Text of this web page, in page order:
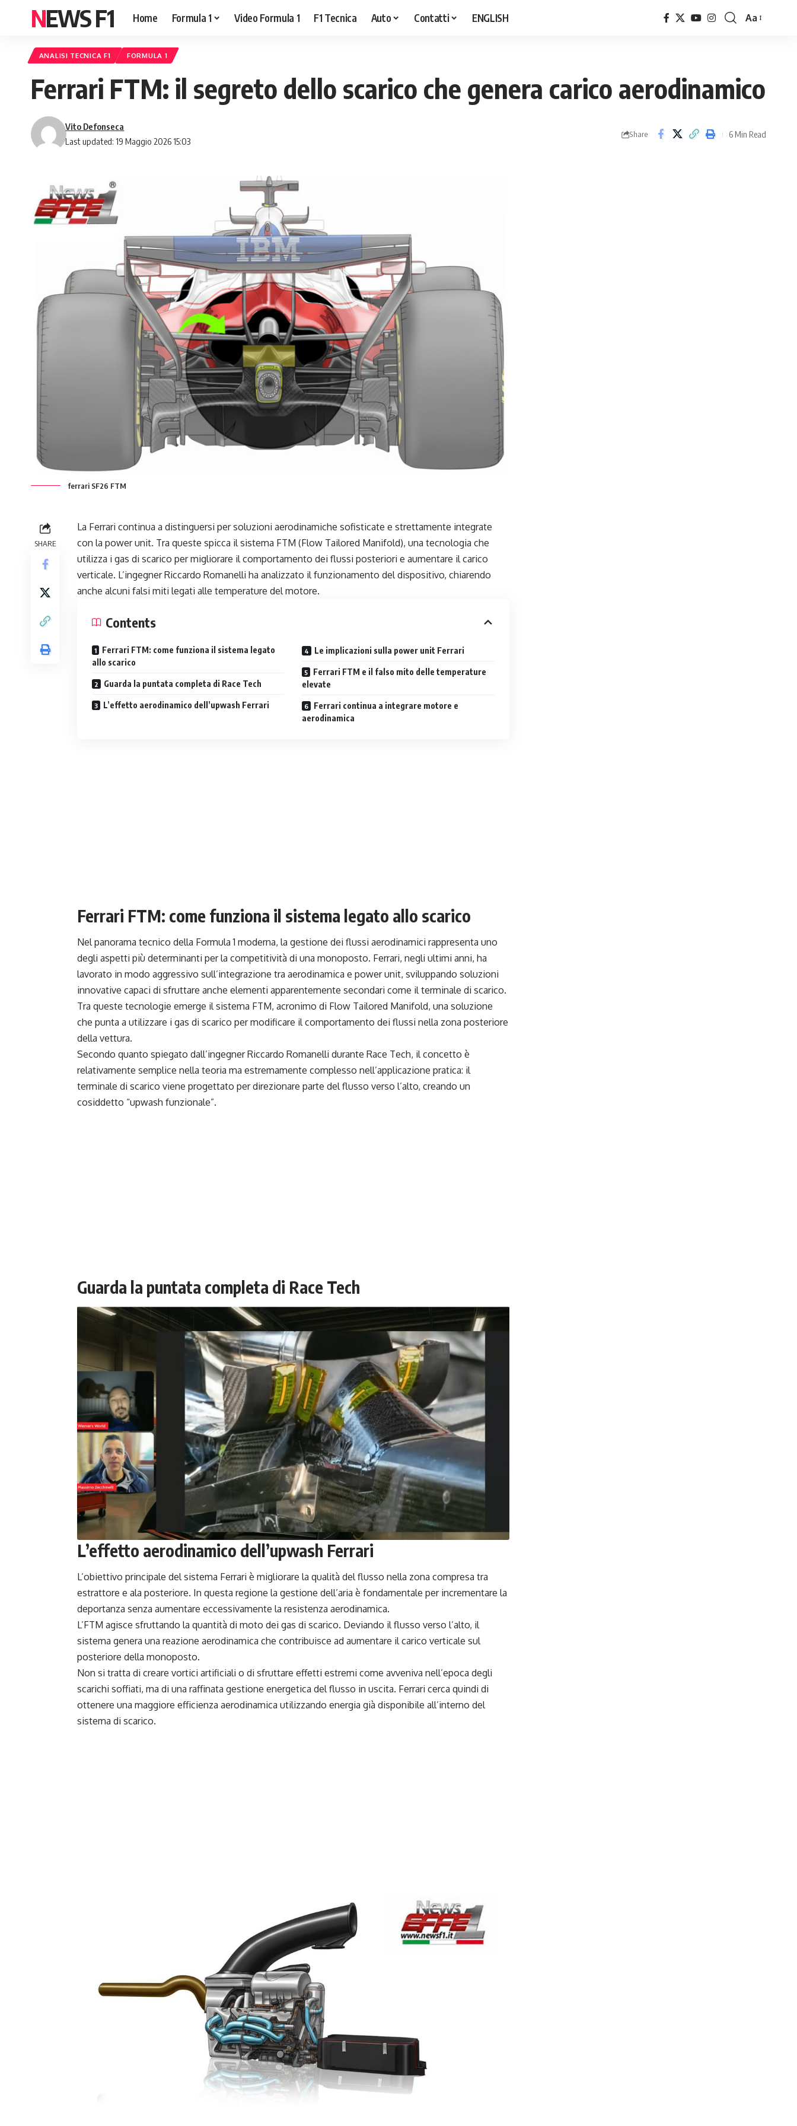
NEWS F1 Home Formula 1 Video Formula 1 F1 Tecnica Auto Contatti ENGLISH
Font
Aa
ANALISI TECNICA F1 FORMULA 1
Ferrari FTM: il segreto dello scarico che genera carico aerodinamico
Last updated: 19 Maggio 2026 15:03
Vito Defonseca
Share 6 Min Read
ferrari SF26 FTM
SHARE
La Ferrari continua a distinguersi per soluzioni aerodinamiche sofisticate e strettamente integrate
con la power unit. Tra queste spicca il sistema FTM (Flow Tailored Manifold), una tecnologia che
utilizza i gas di scarico per migliorare il comportamento dei flussi posteriori e aumentare il carico
verticale. L’ingegner Riccardo Romanelli ha analizzato il funzionamento del dispositivo, chiarendo
anche alcuni falsi miti legati alle temperature del motore.
Contents
Ferrari FTM: come funziona il sistema legato
allo scarico
Guarda la puntata completa di Race Tech
L’effetto aerodinamico dell’upwash Ferrari
Le implicazioni sulla power unit Ferrari
Ferrari FTM e il falso mito delle temperature
elevate
Ferrari continua a integrare motore e
aerodinamica
Ferrari FTM: come funziona il sistema legato allo scarico
Nel panorama tecnico della Formula 1 moderna, la gestione dei flussi aerodinamici rappresenta uno
degli aspetti più determinanti per la competitività di una monoposto. Ferrari, negli ultimi anni, ha
lavorato in modo aggressivo sull’integrazione tra aerodinamica e power unit, sviluppando soluzioni
innovative capaci di sfruttare anche elementi apparentemente secondari come il terminale di scarico.
Tra queste tecnologie emerge il sistema FTM, acronimo di Flow Tailored Manifold, una soluzione
che punta a utilizzare i gas di scarico per modificare il comportamento dei flussi nella zona posteriore
della vettura.
Secondo quanto spiegato dall’ingegner Riccardo Romanelli durante Race Tech, il concetto è
relativamente semplice nella teoria ma estremamente complesso nell’applicazione pratica: il
terminale di scarico viene progettato per direzionare parte del flusso verso l’alto, creando un
cosiddetto “upwash funzionale”.
Guarda la puntata completa di Race Tech
L’effetto aerodinamico dell’upwash Ferrari
L’obiettivo principale del sistema Ferrari è migliorare la qualità del flusso nella zona compresa tra
estrattore e ala posteriore. In questa regione la gestione dell’aria è fondamentale per incrementare la
deportanza senza aumentare eccessivamente la resistenza aerodinamica.
L’FTM agisce sfruttando la quantità di moto dei gas di scarico. Deviando il flusso verso l’alto, il
sistema genera una reazione aerodinamica che contribuisce ad aumentare il carico verticale sul
posteriore della monoposto.
Non si tratta di creare vortici artificiali o di sfruttare effetti estremi come avveniva nell’epoca degli
scarichi soffiati, ma di una raffinata gestione energetica del flusso in uscita. Ferrari cerca quindi di
ottenere una maggiore efficienza aerodinamica utilizzando energia già disponibile all’interno del
sistema di scarico.